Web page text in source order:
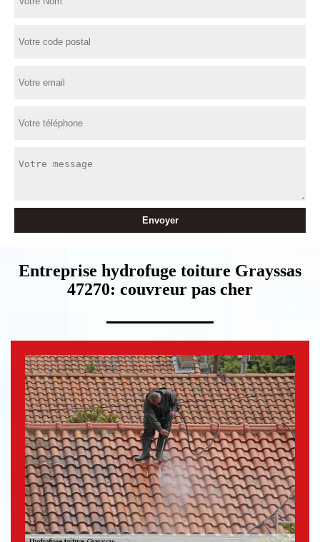
Entreprise hydrofuge toiture Grayssas
47270: couvreur pas cher